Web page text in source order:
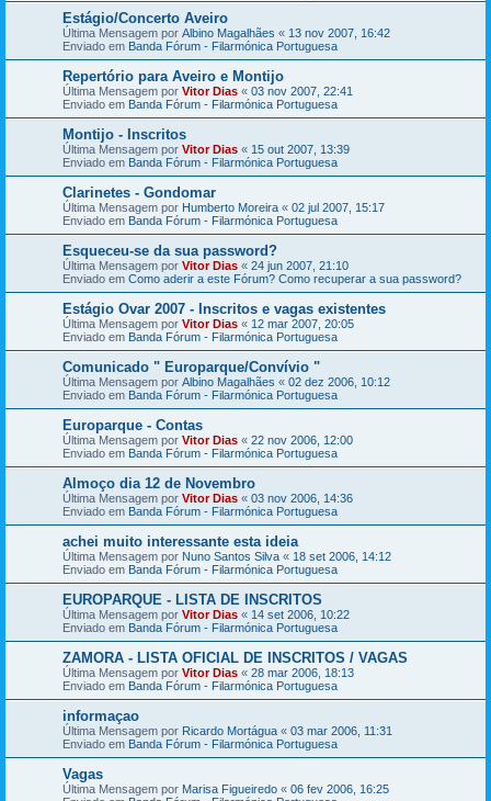
Estágio/Concerto Aveiro
Última Mensagem por Albino Magalhães « 13 nov 2007, 16:42
Enviado em Banda Fórum - Filarmónica Portuguesa
Repertório para Aveiro e Montijo
Última Mensagem por Vitor Dias « 03 nov 2007, 22:41
Enviado em Banda Fórum - Filarmónica Portuguesa
Montijo - Inscritos
Última Mensagem por Vitor Dias « 15 out 2007, 13:39
Enviado em Banda Fórum - Filarmónica Portuguesa
Clarinetes - Gondomar
Última Mensagem por Humberto Moreira « 02 jul 2007, 15:17
Enviado em Banda Fórum - Filarmónica Portuguesa
Esqueceu-se da sua password?
Última Mensagem por Vitor Dias « 24 jun 2007, 21:10
Enviado em Como aderir a este Fórum? Como recuperar a sua password?
Estágio Ovar 2007 - Inscritos e vagas existentes
Última Mensagem por Vitor Dias « 12 mar 2007, 20:05
Enviado em Banda Fórum - Filarmónica Portuguesa
Comunicado " Europarque/Convívio "
Última Mensagem por Albino Magalhães « 02 dez 2006, 10:12
Enviado em Banda Fórum - Filarmónica Portuguesa
Europarque - Contas
Última Mensagem por Vitor Dias « 22 nov 2006, 12:00
Enviado em Banda Fórum - Filarmónica Portuguesa
Almoço dia 12 de Novembro
Última Mensagem por Vitor Dias « 03 nov 2006, 14:36
Enviado em Banda Fórum - Filarmónica Portuguesa
achei muito interessante esta ideia
Última Mensagem por Nuno Santos Silva « 18 set 2006, 14:12
Enviado em Banda Fórum - Filarmónica Portuguesa
EUROPARQUE - LISTA DE INSCRITOS
Última Mensagem por Vitor Dias « 14 set 2006, 10:22
Enviado em Banda Fórum - Filarmónica Portuguesa
ZAMORA - LISTA OFICIAL DE INSCRITOS / VAGAS
Última Mensagem por Vitor Dias « 28 mar 2006, 18:13
Enviado em Banda Fórum - Filarmónica Portuguesa
informaçao
Última Mensagem por Ricardo Mortágua « 03 mar 2006, 11:31
Enviado em Banda Fórum - Filarmónica Portuguesa
Vagas
Última Mensagem por Marisa Figueiredo « 06 fev 2006, 16:25